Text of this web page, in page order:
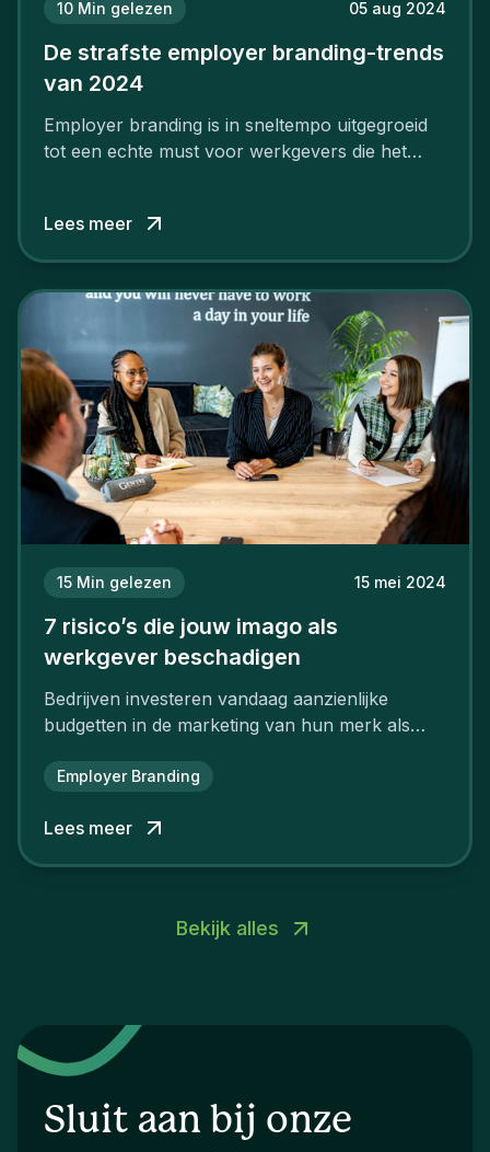
10 Min gelezen 05 aug 2024
De strafste employer branding-trends
van 2024
Employer branding is in sneltempo uitgegroeid
tot een echte must voor werkgevers die het
Lees meer
15 Min gelezen 15 mei 2024
7 risico’s die jouw imago als
werkgever beschadigen
Bedrijven investeren vandaag aanzienlijke
budgetten in de marketing van hun merk als
Employer Branding
Lees meer
Bekijk alles
Sluit aan bij onze